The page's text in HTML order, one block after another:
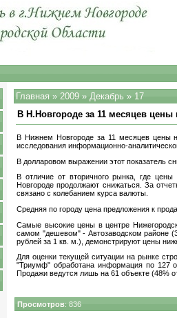
Главная »2009 » Декабрь » 17
В Н.Новгороде за 11 месяцев
В Нижнем Новгороде за 11 месяцев цены
исследования информационно-
В долларовом выражении этот показатель
В отличие от вторичного рынка, где
Новгороде продолжают снижаться. За
связано с колебанием курса валюты.
Средняя по городу цена предложения к
Самые высокие цены в центре
самом "дешевом" - Автозаводском районе
рублей за 1 кв. м.), демонстрируют цены
Для оценки текущей ситуации на рынке
"Триумф" обработана информация по 127
Продажи ведутся лишь на 61 объекте (48%
Просмотров: 836